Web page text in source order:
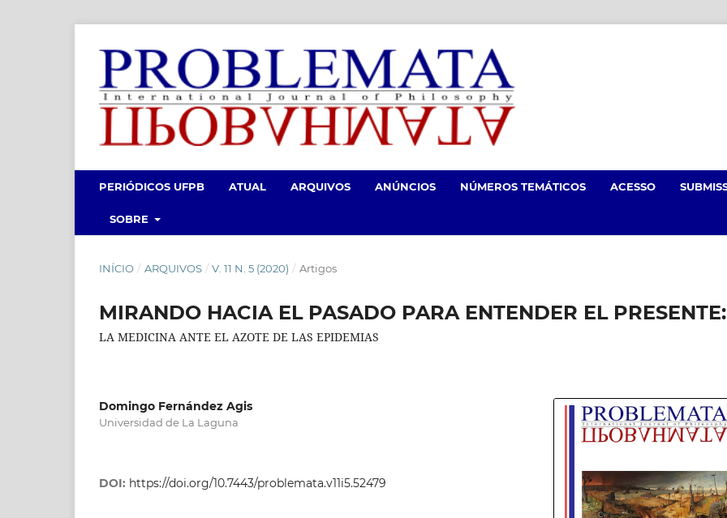
PERIÓDICOS UFPB ATUAL ARQUIVOS ANÚNCIOS NÚMEROS TEMÁTICOS ACESSO
SOBRE
INÍCIO / ARQUIVOS / V. 11 N. 5 (2020) / Artigos
MIRANDO HACIA EL PASADO PARA ENTENDER EL PRESENTE:
LA MEDICINA ANTE EL AZOTE DE LAS EPIDEMIAS
Domingo Fernández Agis
Universidad de La Laguna
DOI: https://doi.org/10.7443/problemata.v11i5.52479